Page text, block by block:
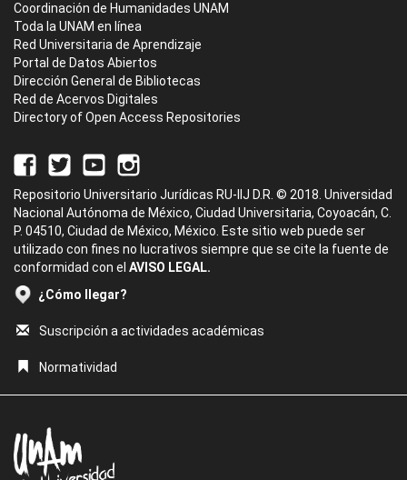
Coordinación de Humanidades UNAM
Toda la UNAM en línea
Red Universitaria de Aprendizaje
Portal de Datos Abiertos
Dirección General de Bibliotecas
Red de Acervos Digitales
Directory of Open Access Repositories
Repositorio Universitario Jurídicas RU-IIJ D.R. © 2018. Universidad
Nacional Autónoma de México, Ciudad Universitaria, Coyoacán, C.
P. 04510, Ciudad de México, México. Este sitio web puede ser
utilizado con fines no lucrativos siempre que se cite la fuente de
conformidad con el AVISO LEGAL.
¿Cómo llegar?
Suscripción a actividades académicas
Normatividad